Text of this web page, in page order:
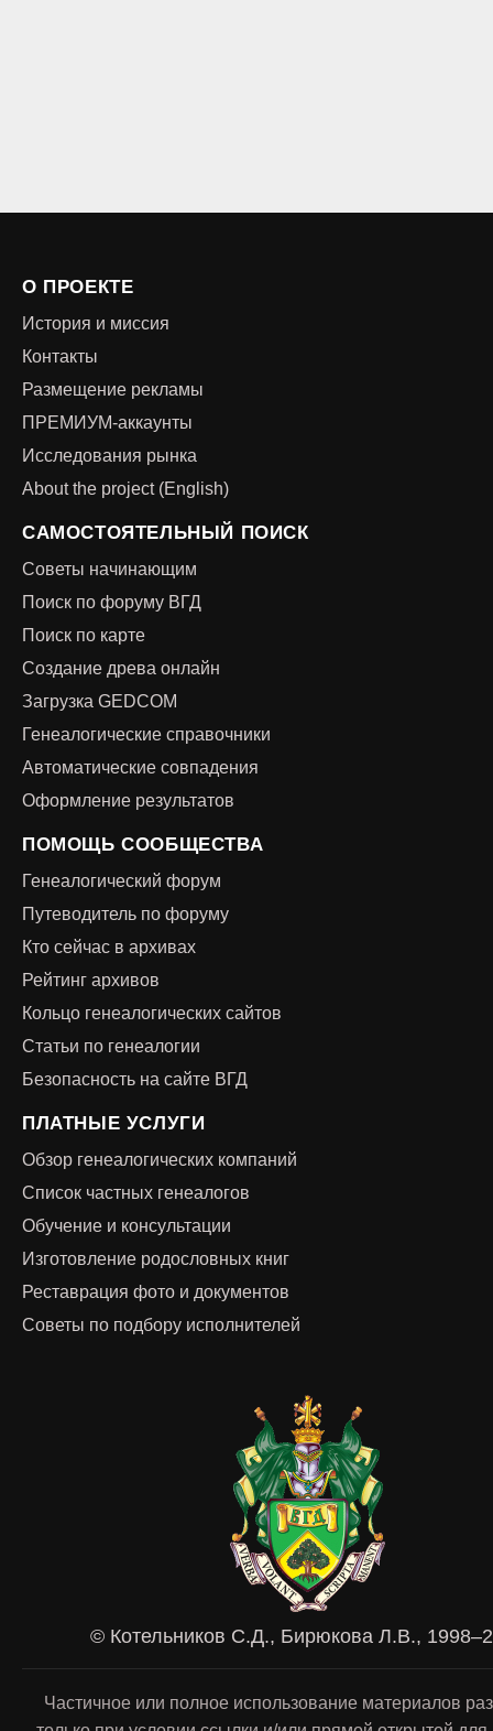
О ПРОЕКТЕ
История и миссия
Контакты
Размещение рекламы
ПРЕМИУМ-аккаунты
Исследования рынка
About the project (English)
САМОСТОЯТЕЛЬНЫЙ ПОИСК
Советы начинающим
Поиск по форуму ВГД
Поиск по карте
Создание древа онлайн
Загрузка GEDCOM
Генеалогические справочники
Автоматические совпадения
Оформление результатов
ПОМОЩЬ СООБЩЕСТВА
Генеалогический форум
Путеводитель по форуму
Кто сейчас в архивах
Рейтинг архивов
Кольцо генеалогических сайтов
Статьи по генеалогии
Безопасность на сайте ВГД
ПЛАТНЫЕ УСЛУГИ
Обзор генеалогических компаний
Список частных генеалогов
Обучение и консультации
Изготовление родословных книг
Реставрация фото и документов
Советы по подбору исполнителей
© Котельников С.Д., Бирюкова Л.В.,
Частичное или полное использование материалов